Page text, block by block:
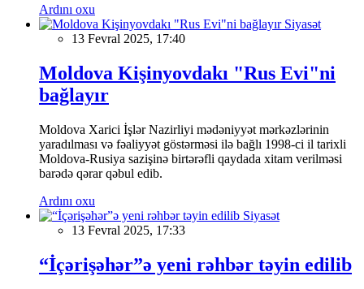
Ardını oxu
Siyasət
13 Fevral 2025, 17:40
Moldova Kişinyovdakı "Rus Evi"ni
bağlayır
Moldova Xarici İşlər Nazirliyi mədəniyyət mərkəzlərinin
yaradılması və fəaliyyət göstərməsi ilə bağlı 1998-ci il tarixli
Moldova-Rusiya sazişinə birtərəfli qaydada xitam verilməsi
barədə qərar qəbul edib.
Ardını oxu
Siyasət
13 Fevral 2025, 17:33
“İçərişəhər”ə yeni rəhbər təyin edilib